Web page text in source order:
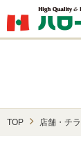
TOP 店舗・チ